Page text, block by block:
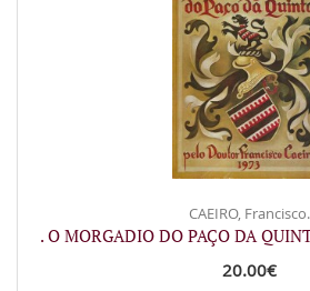
CAEIRO, Francisco.
. O MORGADIO DO PAÇO DA
20.00€